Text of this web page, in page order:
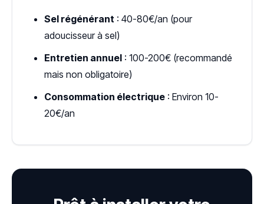
Sel régénérant : 40-80€/an (pour
adoucisseur à sel)
Entretien annuel : 100-200€ (recommandé
mais non obligatoire)
Consommation électrique : Environ 10-
20€/an